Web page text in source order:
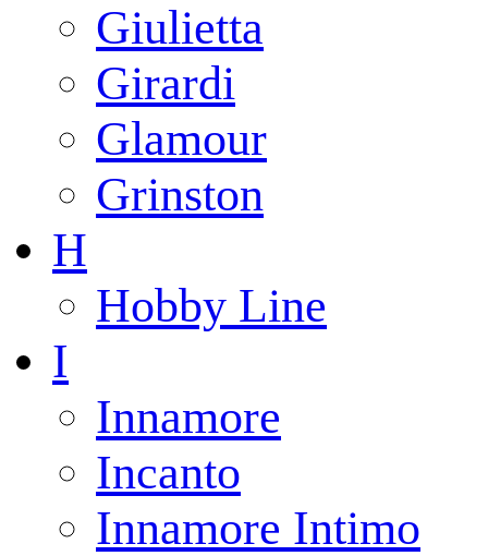
Giulietta
Girardi
Glamour
Grinston
H
Hobby Line
I
Innamore
Incanto
Innamore Intimo